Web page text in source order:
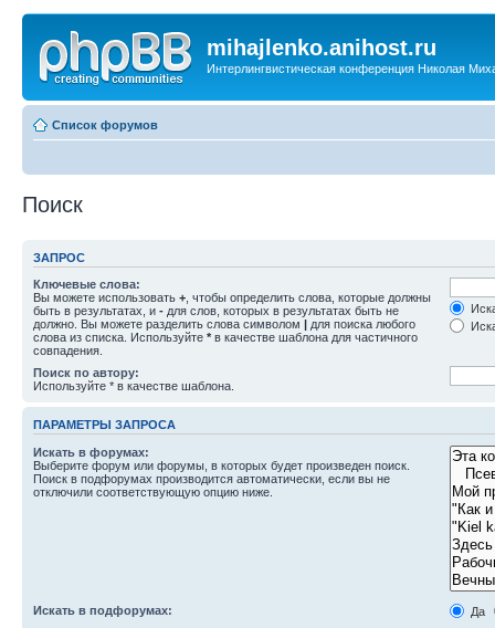
mihajlenko.anihost.ru
Интерлингвистическая конференция Николая
Список форумов
Поиск
ЗАПРОС
Ключевые слова:
Вы можете использовать + , чтобы определить слова, которые должны
быть в результатах, и - для слов, которых в результатах быть не
должно. Вы можете разделить слова символом | для поиска любого
слова из списка. Используйте * в качестве шаблона для частичного
совпадения.
Поиск по автору:
Используйте * в качестве шаблона.
ПАРАМЕТРЫ ЗАПРОСА
Искать в форумах:
Выберите форум или форумы, в которых будет произведен поиск.
Поиск в подфорумах производится автоматически, если вы не
отключили соответствующую опцию ниже.
Искать в подфорумах:
Да